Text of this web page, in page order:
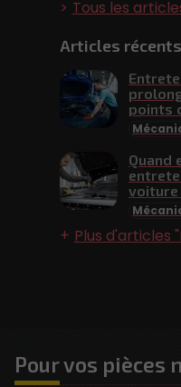
Tous les
Articles
points
Quand
voiture
Plus d'articles
Pour vos pièces